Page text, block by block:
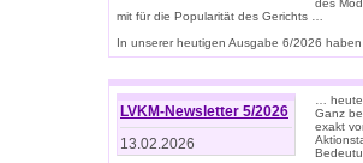
des
mit für die Popularität des Gerichts …
In unserer heutigen Ausgabe 6/2026
LVKM-Newsletter 5/2026
13.02.2026
…
Ganz
exakt